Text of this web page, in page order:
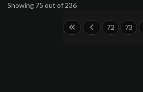
Showing 75 out of 236
72 73